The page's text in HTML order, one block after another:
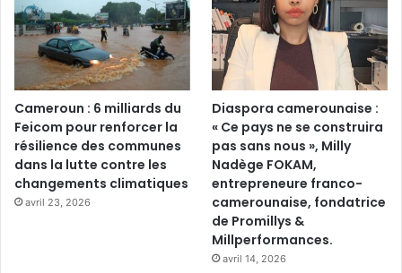
Cameroun : 6 milliards du
Feicom pour renforcer la
résilience des communes
dans la lutte contre les
changements climatiques
avril 23, 2026
Diaspora camerounaise :
« Ce pays ne se construira
pas sans nous », Milly
Nadège FOKAM,
entrepreneure franco-
camerounaise, fondatrice
de Promillys &
Millperformances.
avril 14, 2026